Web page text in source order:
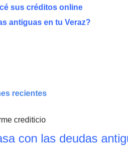
sus créditos online
antiguas en tu Veraz?
recientes
con las deudas